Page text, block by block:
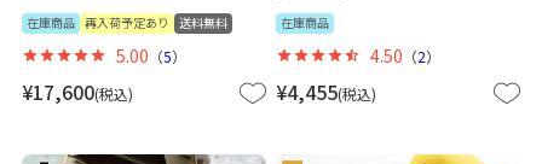
在庫商品 再入荷予定あり 送料無料
¥17,600 税込
5.00 （5）
在庫商品
¥4,455 税込
4.50 （2）